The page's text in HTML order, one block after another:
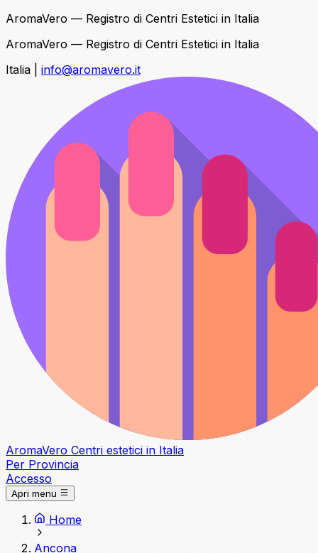
AromaVero — Registro di Centri Estetici in Italia
AromaVero — Registro di Centri Estetici in Italia
Italia
info@aromavero.it
AromaVero Centri estetici in Italia
Per Provincia
Accesso
Apri menu
Home
Ancona